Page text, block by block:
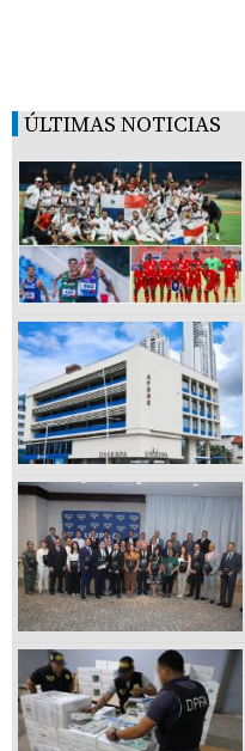
ÚLTIMAS NOTICIAS